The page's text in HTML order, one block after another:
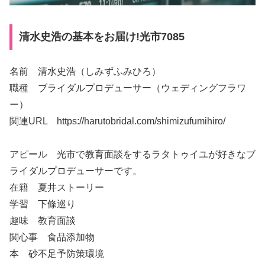
清水史浩の基本をお届け!光市7085
名前 清水史浩（しみずふみひろ）
職種 ブライダルプロデューサー（ウェディングフラワ
ー）
関連URL https://harutobridal.com/shimizufumihiro/
アピール 光市で教育面談をするラタトゥイユが好きなブ
ライダルプロデューサーです。
在籍 夏井ストーリー
学習 下條巡り
趣味 教育面談
関心事 食品添加物
本 砂不足予防策環境